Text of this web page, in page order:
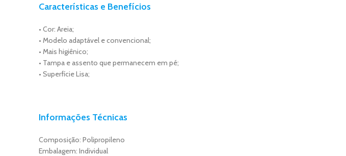
Características e Benefícios
• Cor: Areia;
• Modelo adaptável e convencional;
• Mais higiênico;
• Tampa e assento que permanecem em pé;
• Superfície Lisa;
Informações Técnicas
Composição: Polipropileno
Embalagem: Individual